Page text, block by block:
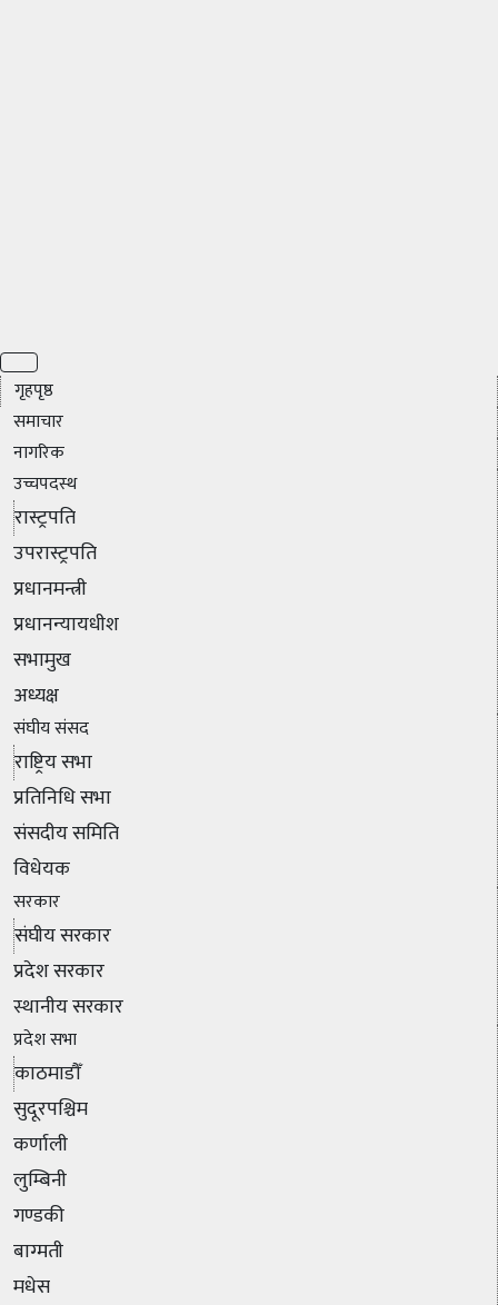
गृहपृष्ठ
समाचार
नागरिक
उच्चपदस्थ
रास्ट्रपति
उपरास्ट्रपति
प्रधानमन्त्री
प्रधानन्यायधीश
सभामुख
अध्यक्ष
संघीय संसद
राष्ट्रिय सभा
प्रतिनिधि सभा
संसदीय समिति
विधेयक
सरकार
संघीय सरकार
प्रदेश सरकार
स्थानीय सरकार
प्रदेश सभा
काठमाडौँ
सुदूरपश्चिम
कर्णाली
लुम्बिनी
गण्डकी
बाग्मती
मधेस